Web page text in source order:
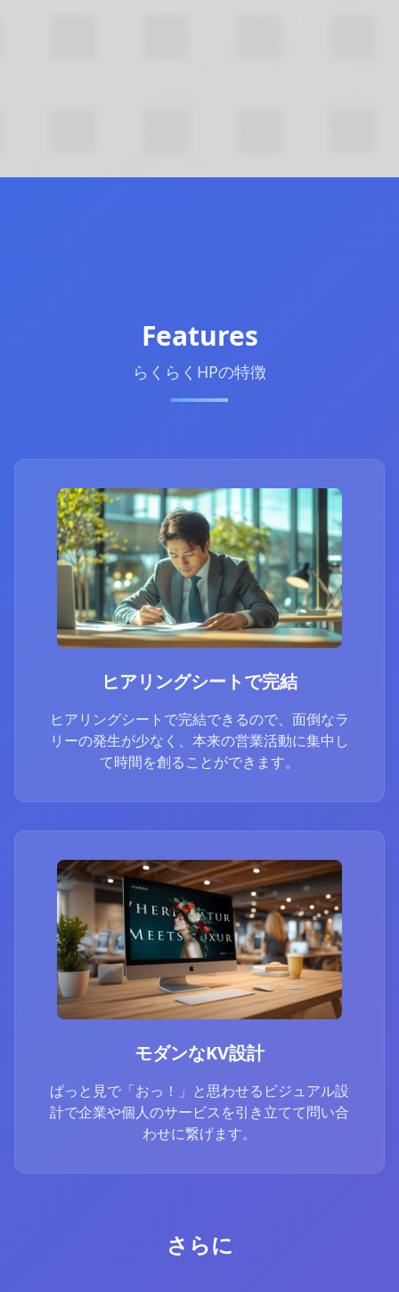
Features
らくらくHPの特徴
ヒアリングシートで完結
ヒアリングシートで完結できるので、面倒なラ
リーの発生が少なく、本来の営業活動に集中し
て時間を創ることができます。
モダンなKV設計
ぱっと見で「おっ！」と思わせるビジュアル設
計で企業や個人のサービスを引き立てて問い合
わせに繋げます。
さらに